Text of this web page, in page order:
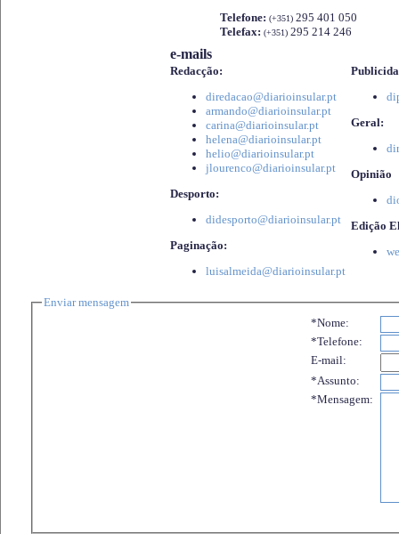
Telefone: (+351) 295 401 050
Telefax: (+351) 295 214 246
e-mails
Redacção:
diredacao@diarioinsular.pt
armando@diarioinsular.pt
carina@diarioinsular.pt
helena@diarioinsular.pt
helio@diarioinsular.pt
jlourenco@diarioinsular.pt
Desporto:
didesporto@diarioinsular.pt
Paginação:
luisalmeida@diarioinsular.pt
Geral:
Opinião
Edição
Enviar mensagem
*Nome:
*Telefone:
E-mail:
*Assunto:
*Mensagem: